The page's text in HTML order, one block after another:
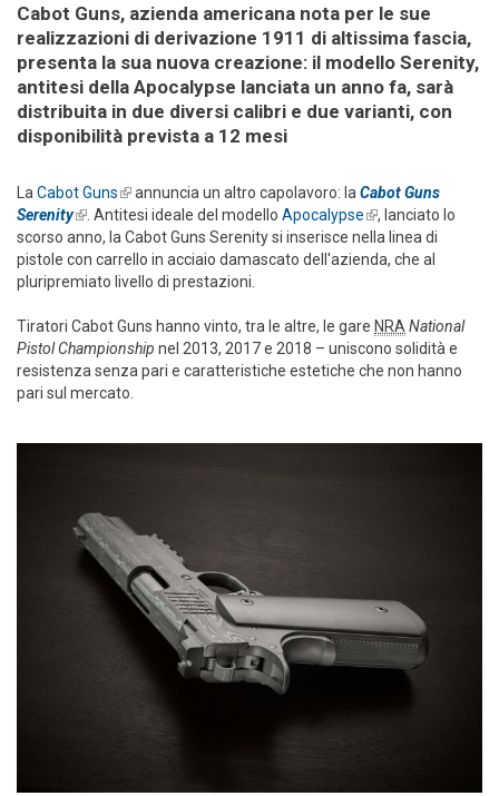
Cabot Guns, azienda americana nota per le sue
realizzazioni di derivazione 1911 di altissima fascia,
presenta la sua nuova creazione: il modello Serenity,
antitesi della Apocalypse lanciata un anno fa, sarà
distribuita in due diversi calibri e due varianti, con
disponibilità prevista a 12 mesi
La Cabot Guns(link is external)
annuncia un altro capolavoro: la Cabot Guns
Serenity(link is external)
. Antitesi ideale del modello Apocalypse(link is external)
, lanciato lo
scorso anno, la Cabot Guns Serenity si inserisce nella linea di
pistole con carrello in acciaio damascato dell'azienda, che al
pluripremiato livello di prestazioni.
Tiratori Cabot Guns hanno vinto, tra le altre, le gare NRA National
Pistol Championship nel 2013, 2017 e 2018 – uniscono solidità e
resistenza senza pari e caratteristiche estetiche che non hanno
pari sul mercato.